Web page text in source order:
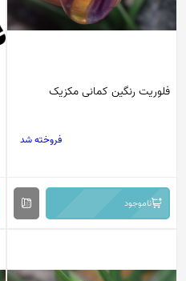
فلوریت رنگین کمانی مکزیک
فروخته شد
ناموجود